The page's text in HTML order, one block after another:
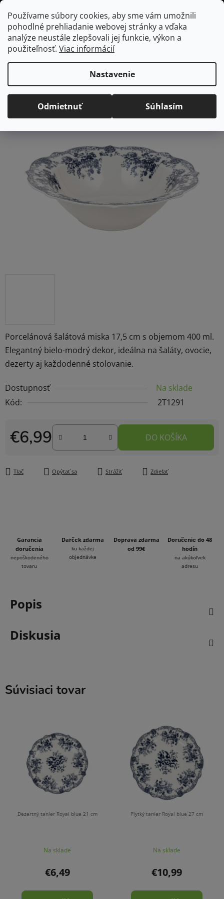
Používame súbory cookies, aby sme vám umožnili
pohodlné prehliadanie webovej stránky a vďaka
analýze neustále zlepšovali jej funkcie, výkon a
použiteľnosť. Viac informácií
Nastavenie
Odmietnuť Súhlasím
Prejsť
na
obsah
Hľadať
Domov
/ Vybavenie do jedálne Šalátová miska Royal blue 17,5 cm
Porcelánová šalátová miska 17,5 cm s objemom 400 ml.
Elegantný bielo-modrý dekor, ideálna na šaláty, ovocie,
dezerty aj každodenné stolovanie.
Dostupnosť
Na sklade
Kód:
2T1291
€6,99
Jednotková cena:
DO KOŠÍKA
Tlač Opýtať sa Strážiť Zdieľať
Šalátová miska Royal blue
17,5 cm
Priemerné
hodnotenie
produktu
je
hviezdičiek.
NeohodnotenéPodrobnosti hodnotenia
Garancia
doručenia
nepoškodeného
tovaru
Darček zdarma
ku každej
objednávke
Doprava zdarma
od 99€
Doručenie do 48
hodín
na akúkoľvek
adresu
Popis
Diskusia
Súvisiaci tovar
Dezertný tanier Royal blue 21 cm
Na sklade
€6,49
Plytký tanier Royal blue 27 cm
Na sklade
€10,99